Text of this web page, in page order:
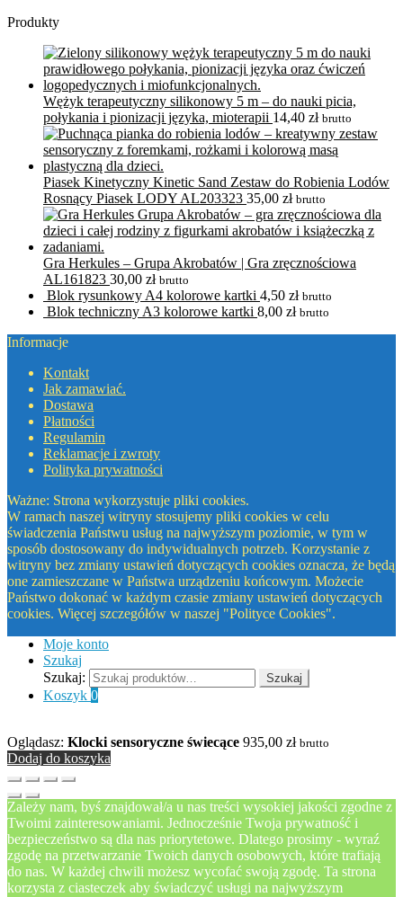
Produkty
Wężyk terapeutyczny silikonowy 5 m – do nauki picia,
połykania i pionizacji języka, mioterapii 14,40 zł brutto
Piasek Kinetyczny Kinetic Sand Zestaw do Robienia Lodów
Rosnący Piasek LODY AL203323 35,00 zł brutto
Gra Herkules – Grupa Akrobatów | Gra zręcznościowa
AL161823 30,00 zł brutto
Blok rysunkowy A4 kolorowe kartki 4,50 zł brutto
Blok techniczny A3 kolorowe kartki 8,00 zł brutto
Informacje
Kontakt
Jak zamawiać.
Dostawa
Płatności
Regulamin
Reklamacje i zwroty
Polityka prywatności
Ważne: Strona wykorzystuje pliki cookies.
W ramach naszej witryny stosujemy pliki cookies w celu
świadczenia Państwu usług na najwyższym poziomie, w tym w
sposób dostosowany do indywidualnych potrzeb. Korzystanie z
witryny bez zmiany ustawień dotyczących cookies oznacza, że będą
one zamieszczane w Państwa urządzeniu końcowym. Możecie
Państwo dokonać w każdym czasie zmiany ustawień dotyczących
cookies. Więcej szczegółów w naszej "Polityce Cookies".
Moje konto
Szukaj
Szukaj:
Szukaj
Koszyk 0
Oglądasz: Klocki sensoryczne świecące 935,00 zł brutto
Dodaj do koszyka
Zależy nam, byś znajdował/a u nas treści wysokiej jakości zgodne z
Twoimi zainteresowaniami. Jednocześnie Twoja prywatność i
bezpieczeństwo są dla nas priorytetowe. Dlatego prosimy - wyraź
zgodę na przetwarzanie Twoich danych osobowych, które trafiają
do nas. W każdej chwili możesz wycofać swoją zgodę. Ta strona
korzysta z ciasteczek aby świadczyć usługi na najwyższym